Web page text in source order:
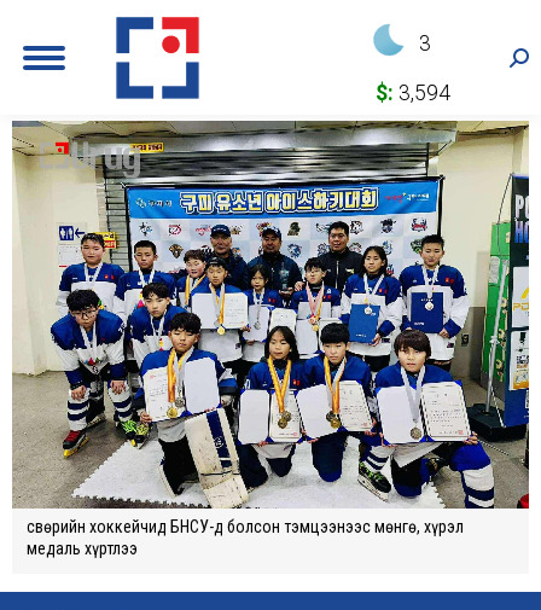
3
$: 3,594
Өсвөрийн хоккейчид БНСУ-д болсон тэмцээнээс мөнгө, хүрэл
медаль хүртлээ